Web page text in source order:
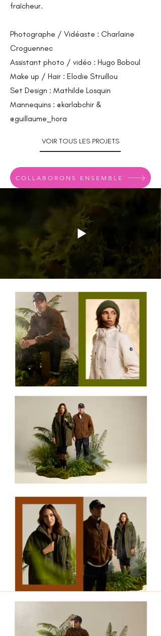
fraîcheur.
Photographe / Vidéaste : Charlaine
Croguennec
Assistant photo / vidéo : Hugo Boboul
Make up / Hair : Elodie Struillou
Set Design : Mathilde Losquin
Mannequins : @karlabchir &
@guillaume_hora
VOIR TOUS LES PROJETS
COLLABORONS ENSEMBLE